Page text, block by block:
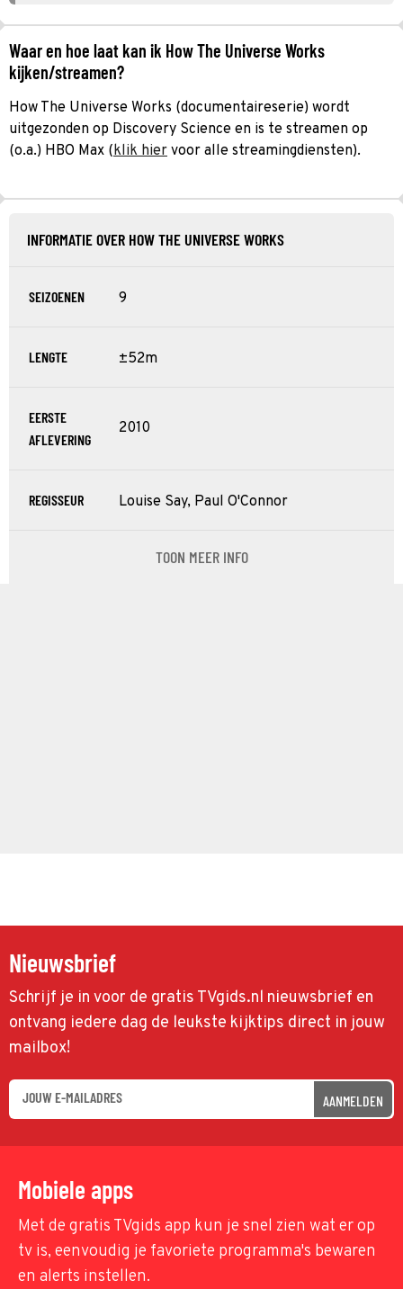
Waar en hoe laat kan ik How The Universe Works
kijken/streamen?
How The Universe Works (documentaireserie) wordt
uitgezonden op Discovery Science en is te streamen op
(o.a.) HBO Max (klik hier voor alle streamingdiensten).
INFORMATIE OVER HOW THE UNIVERSE WORKS
SEIZOENEN 9
LENGTE ±52m
EERSTE
AFLEVERING
2010
REGISSEUR Louise Say, Paul O'Connor
TOON MEER INFO
Nieuwsbrief
Schrijf je in voor de gratis TVgids.nl nieuwsbrief en
ontvang iedere dag de leukste kijktips direct in jouw
mailbox!
AANMELDEN
Mobiele apps
Met de gratis TVgids app kun je snel zien wat er op
tv is, eenvoudig je favoriete programma's bewaren
en alerts instellen.